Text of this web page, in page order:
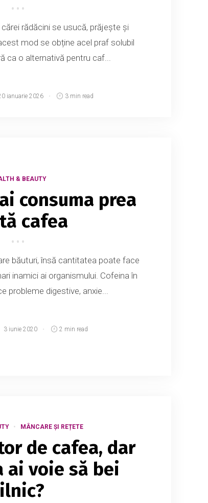
rădăcini se usucă, prăjește și
mod se obține acel praf solubil
ca o alternativă pentru caf...
ianuarie 2026 3 min read
& BEAUTY
consuma prea
cafea
băuturi, însă cantitatea poate face
inamici ai organismului. Cofeina în
probleme digestive, anxie...
3 iunie 2020 2 min read
MÂNCARE ȘI REȚETE
de cafea, dar
ai voie să bei